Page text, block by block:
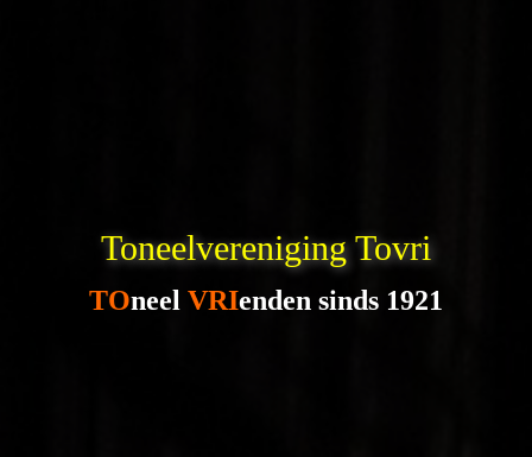
Toneelvereniging Tovri
TOneel VRIenden sinds 1921